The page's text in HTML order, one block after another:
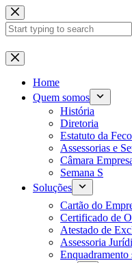
Pular
para
o
Home
Quem somos
História
Diretoria
Estatuto da
Assessorias e
Câmara
Semana S
Soluções
Cartão do
Certificado de
Atestado de
Assessoria
Enquadramento